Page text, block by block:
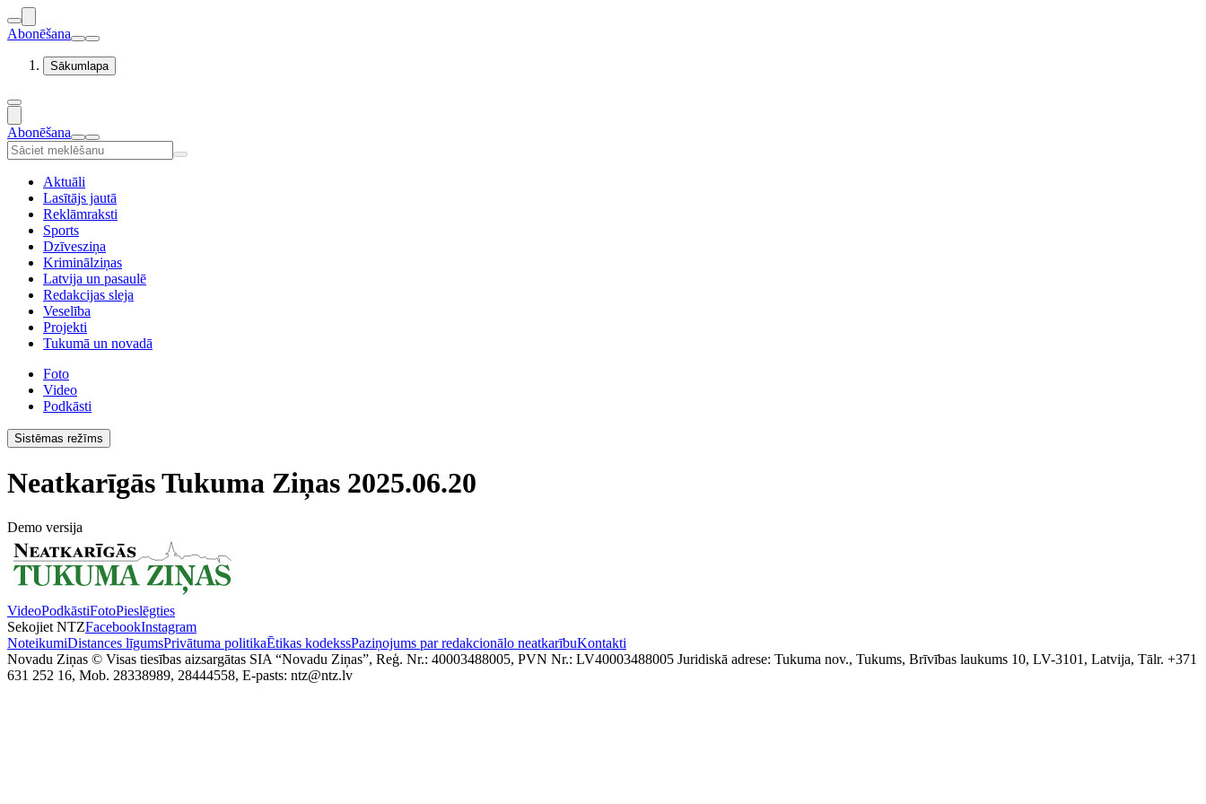
Abonēšana
Sākumlapa
Abonēšana
Aktuāli
Lasītājs jautā
Reklāmraksti
Sports
Dzīvesziņa
Kriminālziņas
Latvija un pasaulē
Redakcijas sleja
Veselība
Projekti
Tukumā un novadā
Foto
Video
Podkāsti
Sistēmas režīms
Neatkarīgās Tukuma Ziņas 2025.06.20
Demo versija
VideoPodkāstiFotoPieslēgties
Sekojiet NTZFacebookInstagram
NoteikumiDistances līgumsPrivātuma politikaĒtikas kodekssPaziņojums par redakcionālo neatkarībuKontakti
Novadu Ziņas © Visas tiesības aizsargātas SIA “Novadu Ziņas”, Reģ. Nr.: 40003488005, PVN Nr.: LV40003488005 Juridiskā adrese: Tukuma nov., Tukums, Brīvības laukums 10, LV-3101, Latvija, Tālr. +371
631 252 16, Mob. 28338989, 28444558, E-pasts: ntz@ntz.lv